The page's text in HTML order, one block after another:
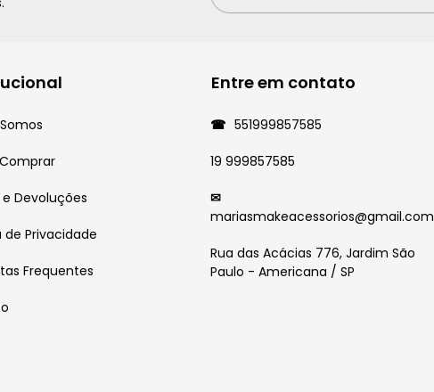
Devoluções
de Privacidade
Frequentes
Entre em contato
551999857585
19 999857585
mariasmakeacessorios@gmail.com
Rua das Acácias 776, Jardim São
Paulo - Americana / SP